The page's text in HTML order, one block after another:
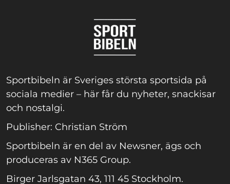
Sportbibeln är Sveriges största sportsida på
sociala medier – här får du nyheter, snackisar
och nostalgi.
Publisher: Christian Ström
Sportbibeln är en del av Newsner, ägs och
produceras av N365 Group.
Birger Jarlsgatan 43, 111 45 Stockholm.